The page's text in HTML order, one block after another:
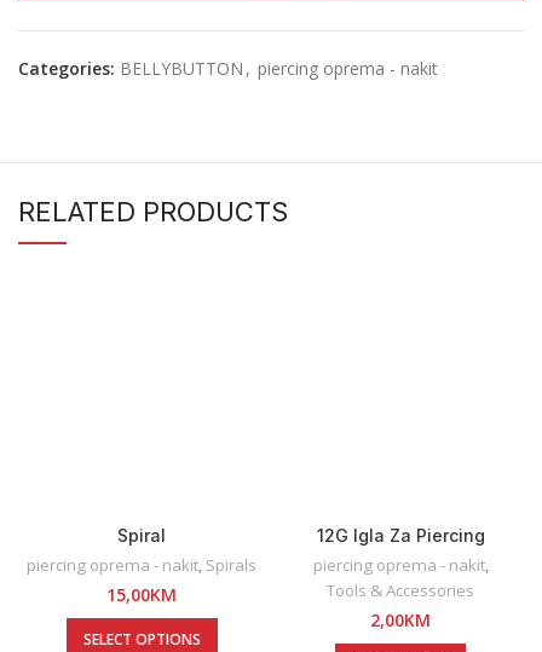
Categories: BELLYBUTTON , piercing oprema - nakit
RELATED PRODUCTS
Spiral
piercing oprema - nakit, Spirals
15,00KM
SELECT OPTIONS
12G Igla Za Piercing
piercing oprema - nakit,
Tools & Accessories
2,00KM